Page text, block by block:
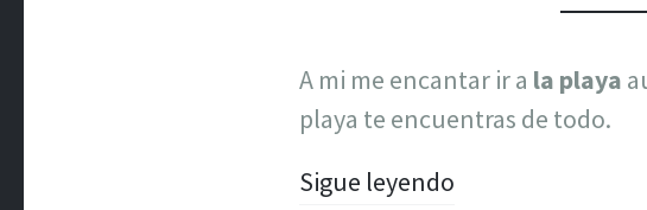
A mi me encantar ir a la playa
playa te encuentras de todo.
Sigue leyendo